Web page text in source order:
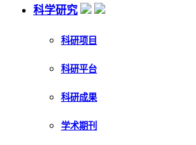
科学研究
科研项目
科研平台
科研成果
学术期刊